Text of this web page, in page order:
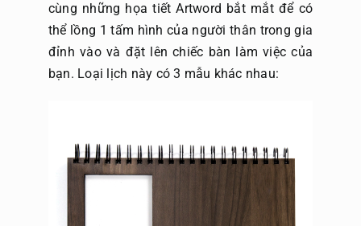
cùng những họa tiết Artword bắt mắt để có
thể lồng 1 tấm hình của người thân trong gia
đỉnh vào và đặt lên chiếc bàn làm việc của
bạn. Loại lịch này có 3 mẫu khác nhau: